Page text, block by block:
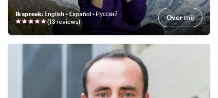
Ik spreek: English • Español • Русский
(13reviews) Over mij